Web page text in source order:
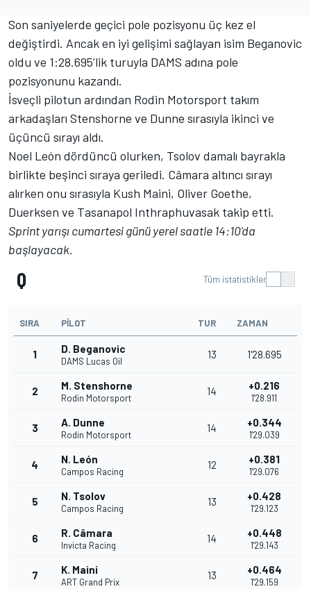
Son saniyelerde geçici pole pozisyonu üç kez el
değiştirdi. Ancak en iyi gelişimi sağlayan isim Beganovic
oldu ve 1:28.695’lik turuyla DAMS adına pole
pozisyonunu kazandı.
İsveçli pilotun ardından Rodin Motorsport takım
arkadaşları Stenshorne ve Dunne sırasıyla ikinci ve
üçüncü sırayı aldı.
Noel León dördüncü olurken, Tsolov damalı bayrakla
birlikte beşinci sıraya geriledi. Câmara altıncı sırayı
alırken onu sırasıyla Kush Maini, Oliver Goethe,
Duerksen ve Tasanapol Inthraphuvasak takip etti.
Sprint yarışı cumartesi günü yerel saatle 14:10'da
başlayacak.
Q Tüm istatistikler
SIRA PILOT TUR ZAMAN
1 D. Beganovic
DAMS Lucas Oil
13 1'28.695
2 M. Stenshorne
Rodin Motorsport
14 +0.216
1'28.911
3 A. Dunne
Rodin Motorsport
14 +0.344
1'29.039
4 N. León
Campos Racing
12 +0.381
1'29.076
5 N. Tsolov
Campos Racing
13 +0.428
1'29.123
6 R. Câmara
Invicta Racing
14 +0.448
1'29.143
7 K. Maini
ART Grand Prix
13 +0.464
1'29.159